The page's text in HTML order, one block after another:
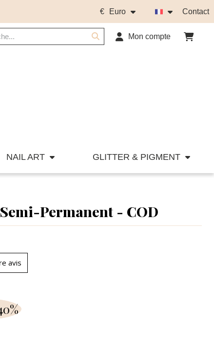
€ Euro Contact
Mon compte
NAIL ART GLITTER & PIGMENT
Permanent - COD
avis